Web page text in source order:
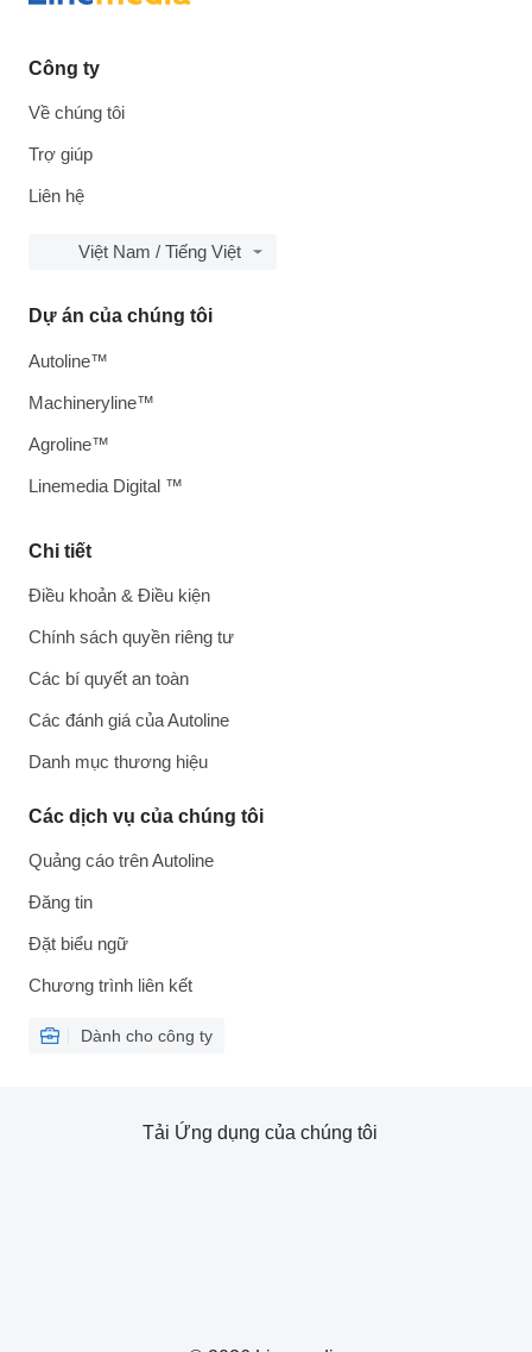
Công ty
Về chúng tôi
Trợ giúp
Liên hệ
Việt Nam / Tiếng Việt
Chi tiết
Điều khoản & Điều kiện
Chính sách quyền riêng tư
Các bí quyết an toàn
Các đánh giá của Autoline
Danh mục thương hiệu
Các dịch vụ của chúng tôi
Quảng cáo trên Autoline
Đăng tin
Đặt biểu ngữ
Chương trình liên kết
Dành cho công ty
Dự án của chúng tôi
Autoline™
Machineryline™
Agroline™
Linemedia Digital ™
Tải Ứng dụng của chúng tôi